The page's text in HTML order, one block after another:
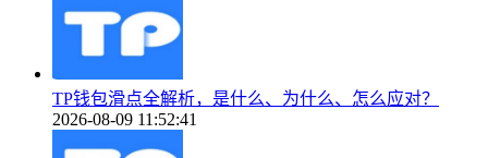
TP钱包滑点全解析，是什么、为什么、怎么应对？
2026-08-09 11:52:41